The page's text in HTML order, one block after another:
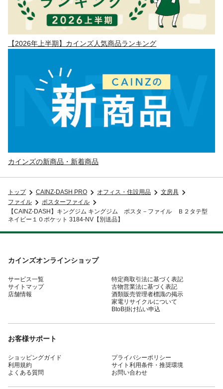
【2026年上半期】カインズ人気商品ランキング
カインズの新商品・新着商品
トップ CAINZ-DASH PRO オフィス・住設用品
文房具
ファイル
ポスターファイル
【CAINZ-DASH】キングジム キングジム ポスタ－ファイル Ｂ２タテ型
ネイビー１０ポケット 3184-NV【別送品】
カインズオンラインショップ
サービス一覧
サイトマップ
店舗情報
特定商取引法に基づく表記
古物営業法に基づく表記
酒類販売管理者標識の掲示
家電リサイクルについて
BtoB掛け払い申込
お客様サポート
ショッピングガイド
利用規約
よくある質問
プライバシーポリシー
サイト利用条件・推奨環境
お問い合わせ